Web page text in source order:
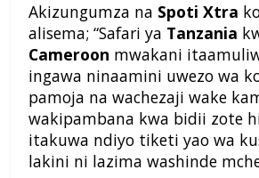
Akizungumza na Spoti Xtra
alisema; “Safari ya Tanzania
Cameroon mwakani
ingawa ninaamini uwezo wa
pamoja na wachezaji wake
wakipambana kwa bidii zote
itakuwa ndiyo tiketi yao wa
lakini ni lazima washinde